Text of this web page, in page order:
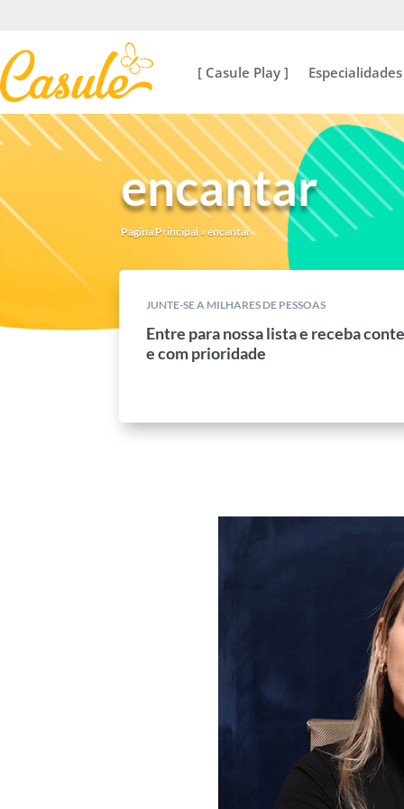
[ Casule Play ] Especialidades
encantar
Página Principal »encantar
JUNTE-SE A MILHARES DE PESSOAS
Entre para nossa lista e receba
e com prioridade